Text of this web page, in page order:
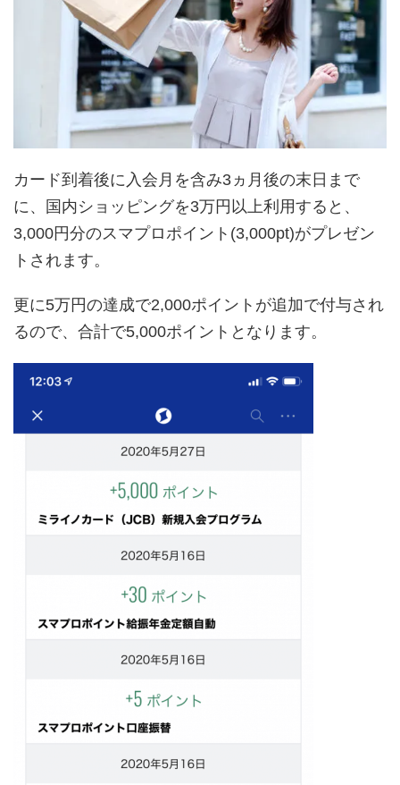
カード到着後に入会月を含み3ヵ月後の末日まで
に、国内ショッピングを3万円以上利用すると、
3,000円分のスマプロポイント(3,000pt)がプレゼン
トされます。
更に5万円の達成で2,000ポイントが追加で付与され
るので、合計で5,000ポイントとなります。